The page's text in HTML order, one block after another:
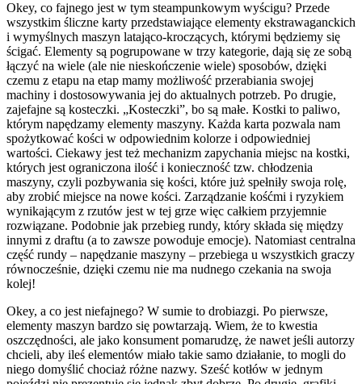
Okey, co fajnego jest w tym steampunkowym wyścigu? Przede
wszystkim śliczne karty przedstawiające elementy ekstrawaganckich
i wymyślnych maszyn latająco-kroczących, którymi będziemy się
ścigać. Elementy są pogrupowane w trzy kategorie, dają się ze sobą
łączyć na wiele (ale nie nieskończenie wiele) sposobów, dzięki
czemu z etapu na etap mamy możliwość przerabiania swojej
machiny i dostosowywania jej do aktualnych potrzeb. Po drugie,
zajefajne są kosteczki. „Kosteczki”, bo są małe. Kostki to paliwo,
którym napędzamy elementy maszyny. Każda karta pozwala nam
spożytkować kości w odpowiednim kolorze i odpowiedniej
wartości. Ciekawy jest też mechanizm zapychania miejsc na kostki,
których jest ograniczona ilość i konieczność tzw. chłodzenia
maszyny, czyli pozbywania się kości, które już spełniły swoja rolę,
aby zrobić miejsce na nowe kości. Zarządzanie kośćmi i ryzykiem
wynikającym z rzutów jest w tej grze więc całkiem przyjemnie
rozwiązane. Podobnie jak przebieg rundy, który składa się między
innymi z draftu (a to zawsze powoduje emocje). Natomiast centralna
część rundy – napędzanie maszyny – przebiega u wszystkich graczy
równocześnie, dzięki czemu nie ma nudnego czekania na swoja
kolej!
Okey, a co jest niefajnego? W sumie to drobiazgi. Po pierwsze,
elementy maszyn bardzo się powtarzają. Wiem, że to kwestia
oszczędności, ale jako konsument pomarudzę, że nawet jeśli autorzy
chcieli, aby ileś elementów miało takie samo działanie, to mogli do
niego domyślić chociaż różne nazwy. Sześć kotłów w jednym